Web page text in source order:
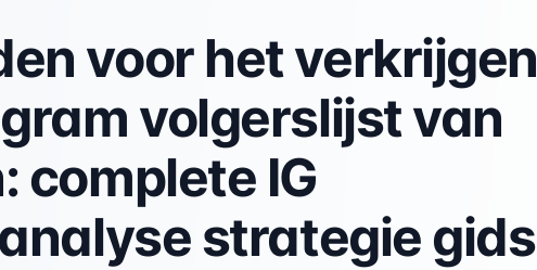
voor het verkrijgen
volgerslijst van
complete IG
strategie gids